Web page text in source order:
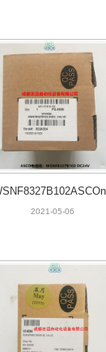
matics不锈钢电磁阀
2021-05-06